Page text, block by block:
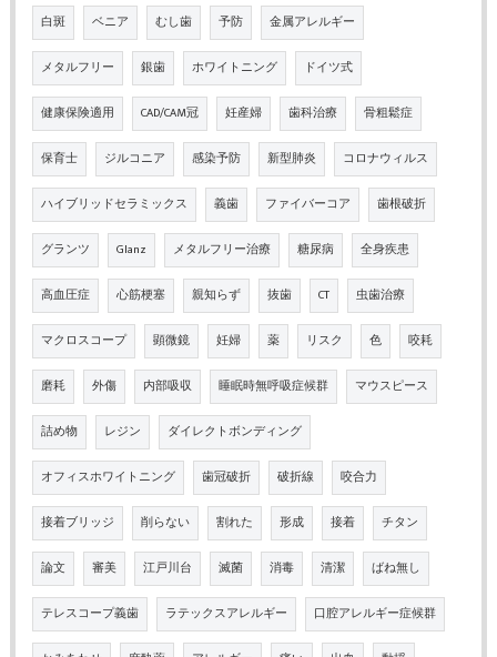
白斑 ベニア むし歯 予防 金属アレルギー
メタルフリー 銀歯 ホワイトニング ドイツ式
健康保険適用 CAD/CAM冠 妊産婦 歯科治療 骨粗鬆症
保育士 ジルコニア 感染予防 新型肺炎 コロナウィルス
ハイブリッドセラミックス 義歯 ファイバーコア 歯根破折
グランツ Glanz メタルフリー治療 糖尿病 全身疾患
高血圧症 心筋梗塞 親知らず 抜歯 CT 虫歯治療
マクロスコープ 顕微鏡 妊婦 薬 リスク 色 咬耗
磨耗 外傷 内部吸収 睡眠時無呼吸症候群 マウスピース
詰め物 レジン ダイレクトボンディング
オフィスホワイトニング 歯冠破折 破折線 咬合力
接着ブリッジ 削らない 割れた 形成 接着 チタン
論文 審美 江戸川台 滅菌 消毒 清潔 ばね無し
テレスコープ義歯 ラテックスアレルギー 口腔アレルギー症候群